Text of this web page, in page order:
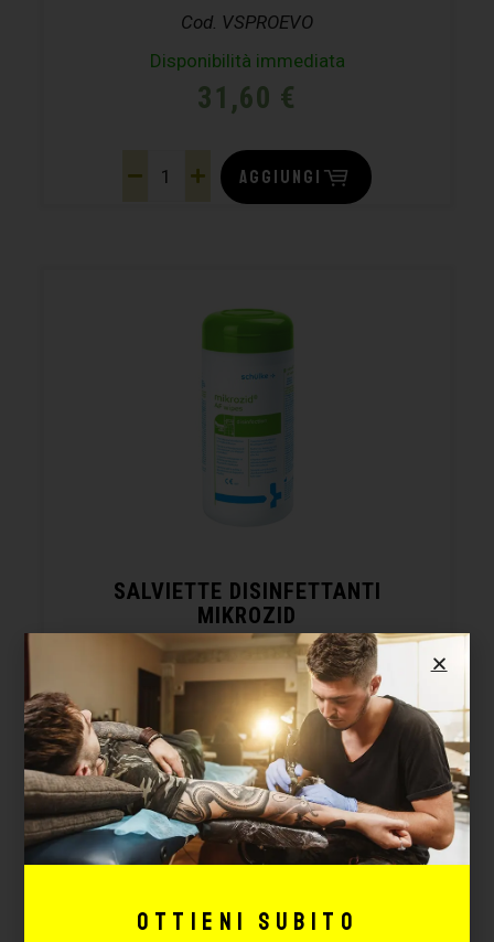
Cod. VSPROEVO
Disponibilità immediata
31,60 €
AGGIUNGI
SALVIETTE DISINFETTANTI
MIKROZID
Cod. SAL150
Disponibilità immediata
18,30€
AGGIUNGI
Ottieni subito